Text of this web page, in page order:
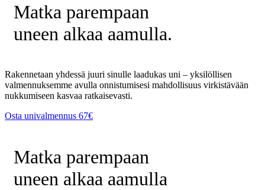
Matka parempaan
uneen alkaa aamulla.
Rakennetaan yhdessä juuri sinulle laadukas uni – yksilöllisen
valmennuksemme avulla onnistumisesi mahdollisuus virkistävään
nukkumiseen kasvaa ratkaisevasti.
Osta univalmennus 67€
Matka parempaan
uneen alkaa aamulla